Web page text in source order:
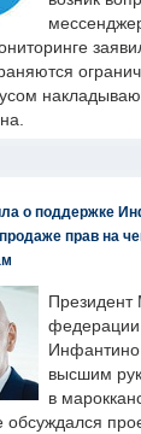
о поддержке
прав на
Инфантино
высшим
в
обсуждался